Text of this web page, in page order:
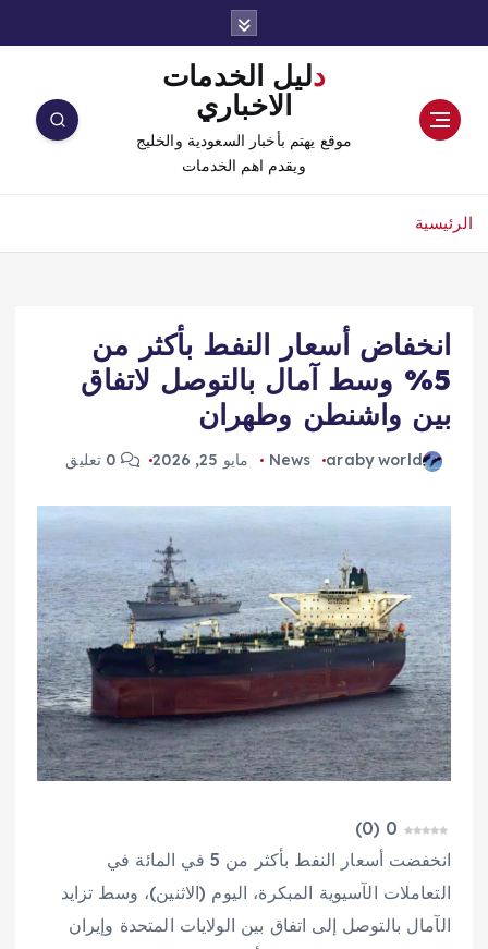
دليل الخدمات
الاخباري
موقع يهتم بأخبار السعودية والخليج
ويقدم اهم الخدمات
الرئيسية
انخفاض أسعار النفط بأكثر من
5% وسط آمال بالتوصل لاتفاق
بين واشنطن وطهران
araby world
News مايو 25, 2026
0
(
0
)
انخفضت أسعار النفط بأكثر من 5 في المائة في
التعاملات الآسيوية المبكرة، اليوم (الاثنين)، وسط تزايد
الآمال بالتوصل إلى اتفاق بين الولايات المتحدة وإيران